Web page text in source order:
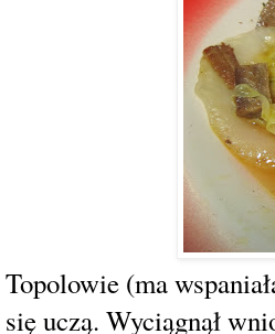
Topolowie (ma
się uczą. Wyciągnął